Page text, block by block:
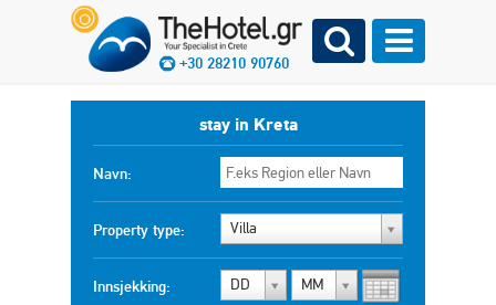
+30 28210 90760
stay in Kreta
Navn:
Property type: Villa
Innsjekking: DD MM